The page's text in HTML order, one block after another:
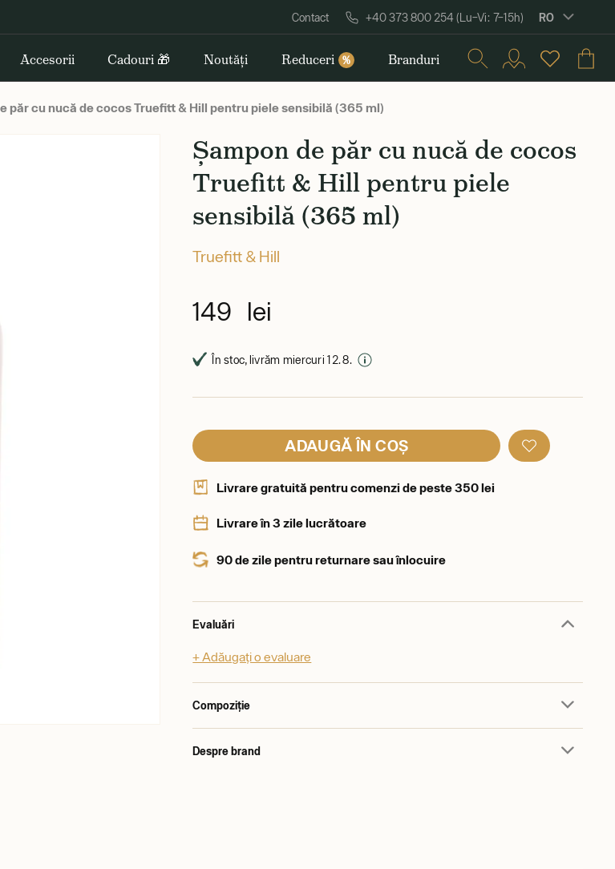
Contact +40 373 800 254 (Lu–Vi: 7–15h) RO
Accesorii Cadouri 🎁 Noutăți Reduceri % Branduri
păr cu nucă de cocos Truefitt & Hill pentru piele sensibilă (365 ml)
Șampon de păr cu nucă de cocos
Truefitt & Hill pentru piele
sensibilă (365 ml)
Truefitt & Hill
149 lei
În stoc, livrăm miercuri 12. 8.
ADAUGĂ ÎN COȘ
Livrare gratuită pentru comenzi de peste 350 lei
Livrare în 3 zile lucrătoare
90 de zile pentru returnare sau înlocuire
Evaluări
+ Adăugați o evaluare
Compoziție
Despre brand